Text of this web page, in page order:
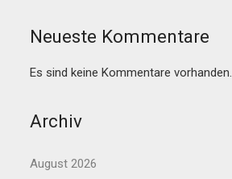
Neueste Kommentare
Es sind keine Kommentare vorhanden.
Archiv
August 2026